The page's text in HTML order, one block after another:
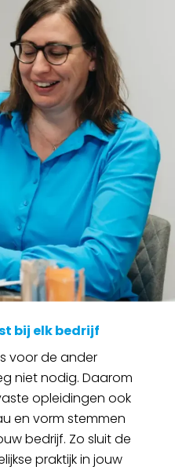
bij elk bedrijf
voor de ander
niet nodig. Daarom
opleidingen ook
en vorm stemmen
bedrijf. Zo sluit de
praktijk in jouw